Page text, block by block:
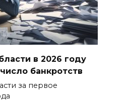
в 2026 году
банкротств
за первое